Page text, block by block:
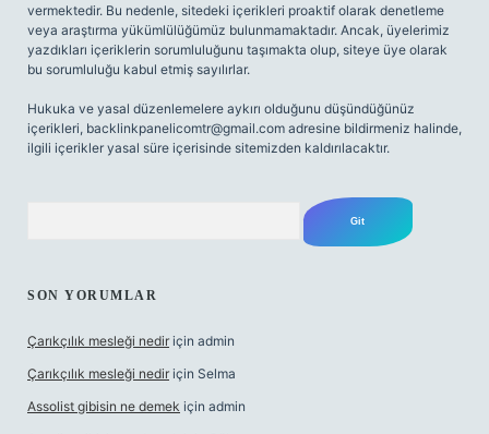
vermektedir. Bu nedenle, sitedeki içerikleri proaktif olarak denetleme
veya araştırma yükümlülüğümüz bulunmamaktadır. Ancak, üyelerimiz
yazdıkları içeriklerin sorumluluğunu taşımakta olup, siteye üye olarak
bu sorumluluğu kabul etmiş sayılırlar.
Hukuka ve yasal düzenlemelere aykırı olduğunu düşündüğünüz
içerikleri, backlinkpanelicomtr@gmail.com adresine bildirmeniz halinde,
ilgili içerikler yasal süre içerisinde sitemizden kaldırılacaktır.
SON YORUMLAR
Çarıkçılık mesleği nedir için admin
Çarıkçılık mesleği nedir için Selma
Assolist gibisin ne demek için admin